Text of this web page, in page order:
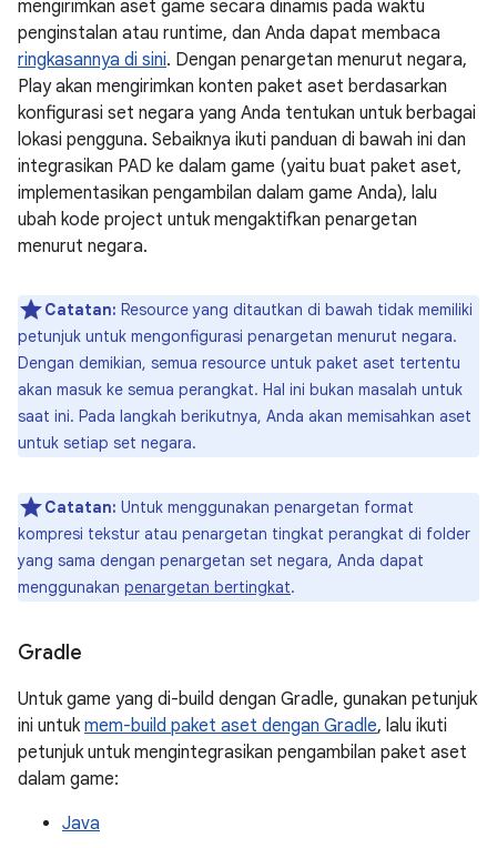
mengirimkan aset game secara dinamis pada waktu
penginstalan atau runtime, dan Anda dapat membaca
ringkasannya di sini. Dengan penargetan menurut negara,
Play akan mengirimkan konten paket aset berdasarkan
konfigurasi set negara yang Anda tentukan untuk berbagai
lokasi pengguna. Sebaiknya ikuti panduan di bawah ini dan
integrasikan PAD ke dalam game (yaitu buat paket aset,
implementasikan pengambilan dalam game Anda), lalu
ubah kode project untuk mengaktifkan penargetan
menurut negara.
Catatan: Resource yang ditautkan di bawah tidak memiliki
petunjuk untuk mengonfigurasi penargetan menurut negara.
Dengan demikian, semua resource untuk paket aset tertentu
akan masuk ke semua perangkat. Hal ini bukan masalah untuk
saat ini. Pada langkah berikutnya, Anda akan memisahkan aset
untuk setiap set negara.
Catatan: Untuk menggunakan penargetan format
kompresi tekstur atau penargetan tingkat perangkat di folder
yang sama dengan penargetan set negara, Anda dapat
menggunakan penargetan bertingkat.
Gradle
Untuk game yang di-build dengan Gradle, gunakan petunjuk
ini untuk mem-build paket aset dengan Gradle, lalu ikuti
petunjuk untuk mengintegrasikan pengambilan paket aset
dalam game:
Java